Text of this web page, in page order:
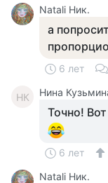
Natali Ник.
а
6 лет
НК Нина
Точно!
6 лет
Natali Ник.